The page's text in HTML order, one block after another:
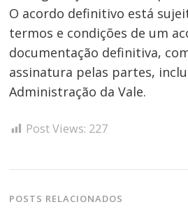
O acordo definitivo está
termos e condições de um
documentação definitiva,
assinatura pelas partes,
Administração da Vale.
Post Views: 227
POSTS RELACIONADOS